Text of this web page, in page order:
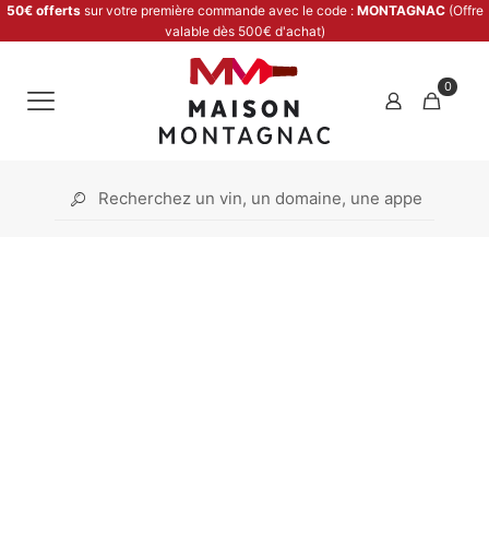
50€ offertssur votre première commande avec le code : MONTAGNAC (Offre
valable dès 500€ d'achat)
0